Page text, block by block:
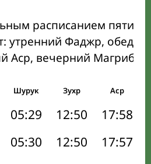
расписанием пяти
утренний Фаджр,
Аср, вечерний Магриб
Шурук Зухр Аср
05:29 12:50 17:58
05:30 12:50 17:57